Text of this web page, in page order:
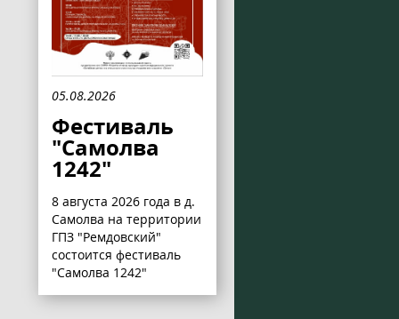
05.08.2026
Фестиваль
"Самолва
1242"
8 августа 2026 года в д.
Самолва на территории
ГПЗ "Ремдовский"
состоится фестиваль
"Самолва 1242"